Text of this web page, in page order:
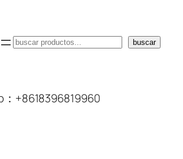
搜
buscar
+8618396819960